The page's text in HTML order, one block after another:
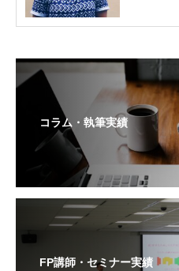
コラム・執筆実績
FP講師・セミナー実績